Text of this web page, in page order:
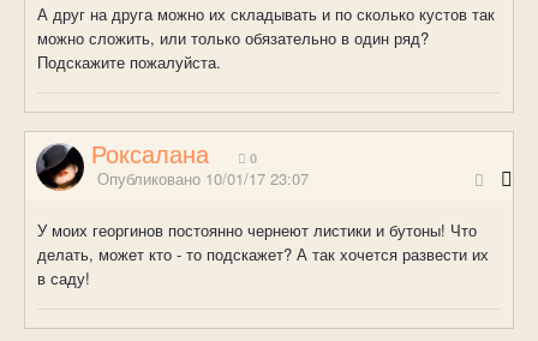
А друг на друга можно их складывать и по сколько кустов так
можно сложить, или только обязательно в один ряд?
Подскажите пожалуйста.
Роксалана 0
Опубликовано 10/01/17 23:07
У моих георгинов постоянно чернеют листики и бутоны! Что
делать, может кто - то подскажет? А так хочется развести их
в саду!